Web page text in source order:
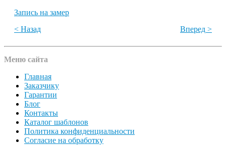
Запись на замер
< Назад
Вперед >
Меню сайта
Главная
Заказчику
Гарантии
Блог
Контакты
Каталог шаблонов
Политика конфиденциальности
Согласие на обработку